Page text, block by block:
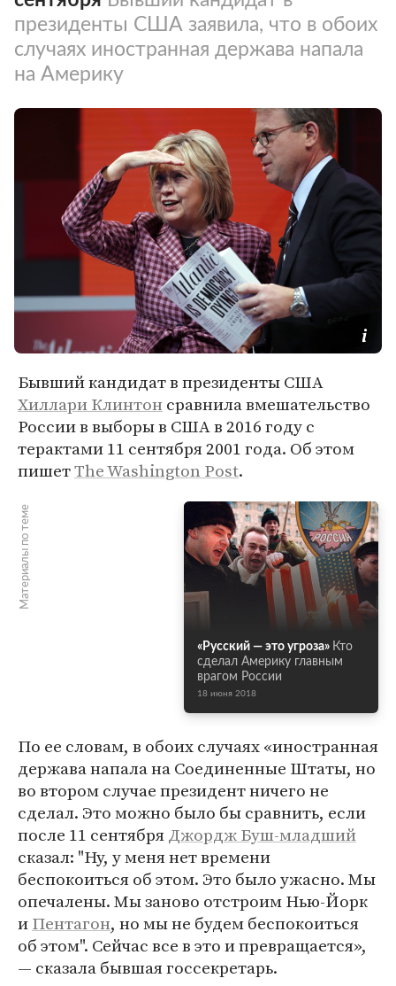
президенты США заявила, что в обоих
случаях иностранная держава напала
на Америку
Бывший кандидат в президенты США
Хиллари Клинтон сравнила вмешательство
России в выборы в США в 2016 году с
терактами 11 сентября 2001 года. Об этом
пишетThe Washington Post.
Материалы по теме
«Русский — это угроза» Кто
сделал Америку главным
врагом России
18 июня 2018
По ее словам, в обоих случаях «иностранная
держава напала на Соединенные Штаты, но
во втором случае президент ничего не
сделал. Это можно было бы сравнить, если
после 11 сентябряДжордж Буш-младший
сказал: "Ну, у меня нет времени
беспокоиться об этом. Это было ужасно. Мы
опечалены. Мы заново отстроим Нью-Йорк
иПентагон, но мы не будем беспокоиться
об этом". Сейчас все в это и превращается»,
— сказала бывшая госсекретарь.